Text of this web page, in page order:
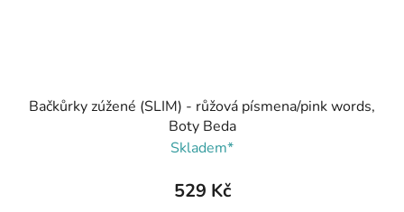
Bačkůrky zúžené (SLIM) - růžová písmena/pink words,
Boty Beda
Skladem*
529 Kč